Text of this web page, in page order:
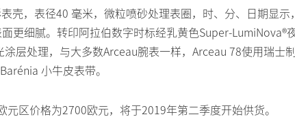
壳，表径40 毫米，微粒喷砂处理表圈，时、分、日期显示
更细腻。转印阿拉伯数字时标经乳黄色Super-LumiNova®
层处理，与大多数Arceau腕表一样，Arceau 78使用瑞士
小牛皮表带。
区价格为2700欧元，将于2019年第二季度开始供货。